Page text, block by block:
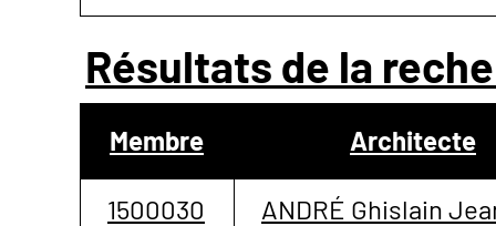
Résultats de la
Membre Architecte
1500030
ANDRÉ Ghislain